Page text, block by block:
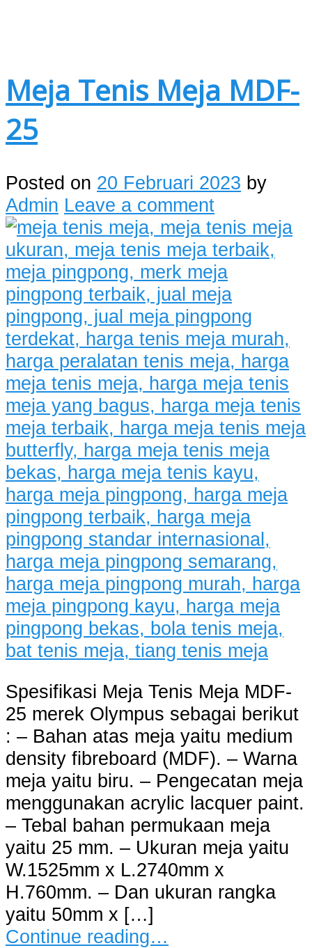
Meja Tenis Meja MDF-
25
Posted on 20 Februari 2023 by
Admin Leave a comment
Spesifikasi Meja Tenis Meja MDF-
25 merek Olympus sebagai berikut
: – Bahan atas meja yaitu medium
density fibreboard (MDF). – Warna
meja yaitu biru. – Pengecatan meja
menggunakan acrylic lacquer paint.
– Tebal bahan permukaan meja
yaitu 25 mm. – Ukuran meja yaitu
W.1525mm x L.2740mm x
H.760mm. – Dan ukuran rangka
yaitu 50mm x […]
Continue reading…